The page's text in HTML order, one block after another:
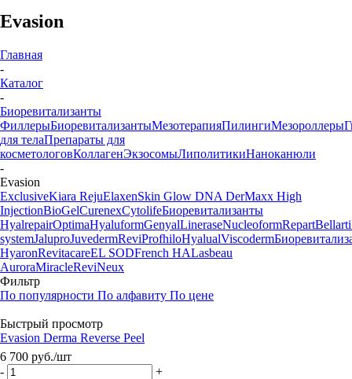
Evasion
Главная
-
Каталог
-
Биоревитализанты
ФиллерыБиоревитализантыМезотерапияПилингиМезороллеры
для телаПрепараты для
косметологовКоллагенЭкзосомыЛиполитикиНаноканюли
-
Evasion
ExclusiveKiara RejuElaxenSkin Glow DNA DerMaxx High
InjectionBioGelCurenexCytolifeБиоревитализанты
HyalrepairOptimaHyaluformGenyalLineraseNucleoformRepartBellarti
systemJaluproJuvedermReviProfhiloHyalualViscoderm
HyaronRevitacareEL SODFrench HALasbeau
AuroraMiracleReviNeux
Фильтр
По популярности По алфавиту По цене
Быстрый просмотр
Evasion Derma Reverse Peel
6 700 руб./шт
-
+